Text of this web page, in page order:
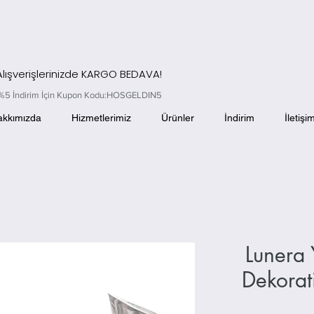
KARGO BEDAVA!
Hizmetlerimiz Ürünler İndirim
İndirim İçin Kupon Kodu:HOSGELDIN5
Lunera